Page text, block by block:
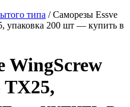
типа /Саморезы Essve
упаковка 200 шт — купить в
WingScrew
TX25,